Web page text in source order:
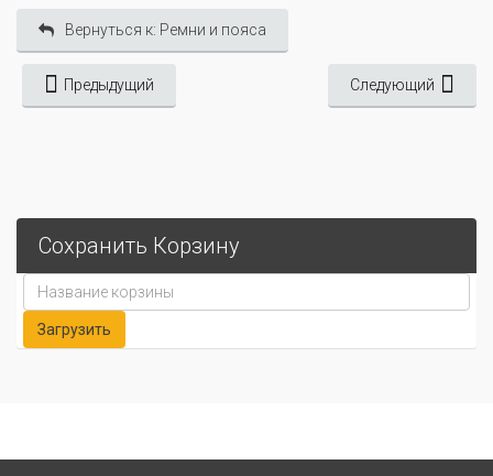
Вернуться к: Ремни и пояса
Предыдущий Следующий
Сохранить Корзину